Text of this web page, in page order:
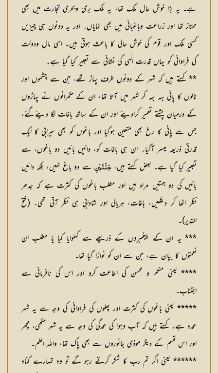
ہے۔ یہ بڑا خوش حال ملک تھا، یہ ملک بری وبحری تجارت میں بھی
ممتاز تھا اور زراعت وباغبانی میں بھی نمایاں۔ اور یہ دونوں ہی چیزیں
کسی ملک اور قوم کی خوش حالی کا باعث ہوتی ہیں۔ اسی مال ودولت
کی فراوانی کو یہاں قدرت الٰہی کی نشانی سے تعبیر کیا گیا ہے۔
** کہتے ہیں کہ شہر کے دونوں طرف پہاڑ تھے، جن سے چشموں اور
نالوں کا پانی بہہ بہہ کر شہر میں آتا تھا، ان کے حکمرانوں نے پہاڑوں
کے درمیان پشتے تعمیر کرادیئے اور ان کے ساتھ باغات لگا دیئےگئے،
جس سے پانی کا رخ بھی متعین ہوگیا اور باغوں کو بھی سیرابی کا ایک
قدرتی ذریعہ میسر آگیا۔ ان ہی باغات کو، دائیں بائیں دو باغوں، سے
تعبیر کیا گیا ہے۔ بعض کہتے ہیں،جَنَّتَيْنِ سے دو باغ نہیں، بلکہ دائیں
بائیں کی دو جہتیں مراد ہیں اور مطلب باغوں کی کثرت ہے کہ جدھر
نظر اٹھا کر دیکھیں، باغات، ہریالی اور شادابی ہی نظر آتی تھی۔ (فتح
القدیر)۔
*** یہ ان کے پیغمبروں کے ذریعے سے کہلوایا گیا یا مطلب ان
نعمتوں کا بیان ہے، جن سے ان کو نوازا گیا تھا۔
**** یعنی منعم و محسن کی اطاعت کرو اور اس کی نافرمانی سے
اجتناب۔
***** یعنی باغوں کی کثرت اور پھلوں کی فراوانی کی وجہ سے یہ شہر
عمدہ ہے۔ کہتے ہیں کہ آب وہوا کی عمدگی کی وجہ سے یہ شہر مکھی، مچھر
اور اس قسم کے دیگر موذی جانوروں سے بھی پاک تھا، واللہ اعلم۔
****** یعنی اگر تم رب کا شکر کرتے رہو گے تو وہ تمہارے گناہ